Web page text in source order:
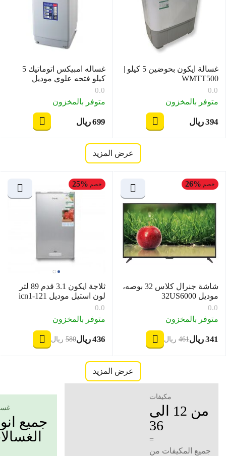
غسالة ايكون بحوضين 5 كيلو |
WMTT500
0.0
متوفر بالمخزون
ريال ‎‍394‍
غساله امبيكس اتوماتيك 5
كيلو فتحه علوي موديل
WM0500TPW
0.0
متوفر بالمخزون
ريال ‎‍699‍
عرض المزيد
خصم 26%
شاشة جنرال كلاس 32 بوصه،
موديل 32US6000
0.0
متوفر بالمخزون
ريال ‎‍341‍ ريال ‎‍461‍
خصم 25%
ثلاجة ايكون 3.1 قدم 89 لتر
لون استيل موديل icn1-121
0.0
متوفر بالمخزون
ريال ‎‍436‍ ريال ‎‍580‍
عرض المزيد
مكيفات
من 12 الى
36
=
جميع المكيفات من
جميع